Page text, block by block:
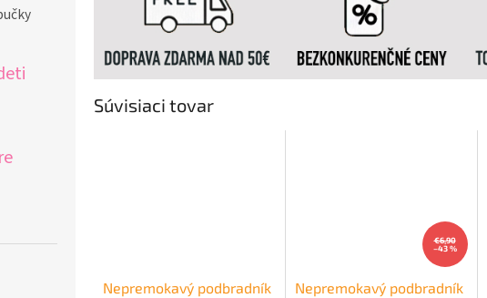
Súvisiaci tovar
Nepremokavý podbradník
€6,90
–43 %
Nepremokavý podbradník